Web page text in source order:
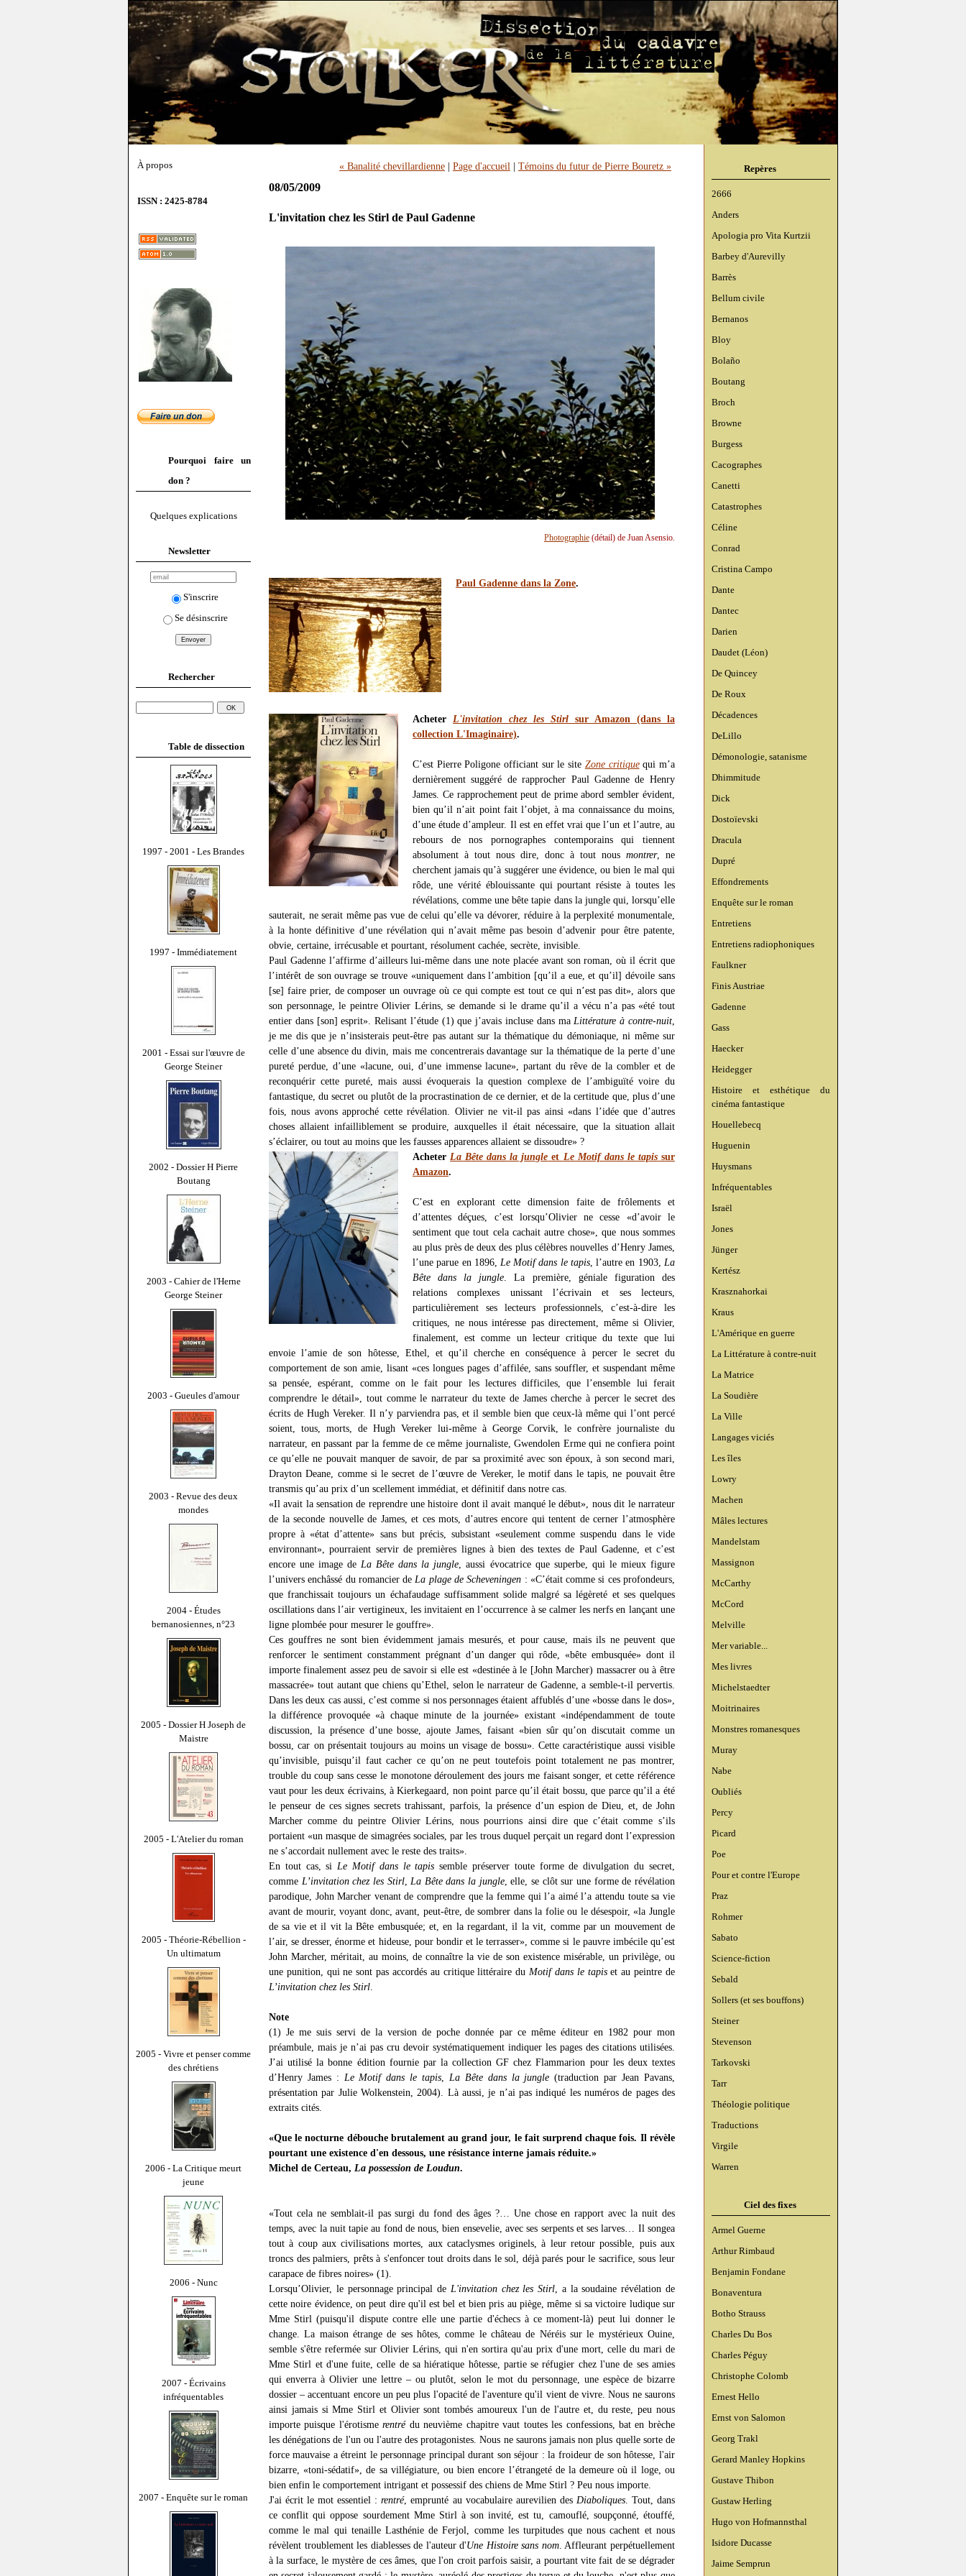
À propos
ISSN : 2425-8784
Pourquoi faire un
don ?
Quelques explications
Newsletter
S'inscrire
Se désinscrire
Rechercher
Table de dissection
1997 - 2001 - Les Brandes
1997 - Immédiatement
2001 - Essai sur l'œuvre de
George Steiner
2002 - Dossier H Pierre
Boutang
2003 - Cahier de l'Herne
George Steiner
2003 - Gueules d'amour
2003 - Revue des deux
mondes
2004 - Études
bernanosiennes, n°23
2005 - Dossier H Joseph de
Maistre
2005 - L'Atelier du roman
2005 - Théorie-Rébellion -
Un ultimatum
2005 - Vivre et penser comme
des chrétiens
2006 - La Critique meurt
jeune
2006 - Nunc
2007 - Écrivains
infréquentables
2007 - Enquête sur le roman
Repères
2666
Anders
Apologia pro Vita Kurtzii
Barbey d'Aurevilly
Barrès
Bellum civile
Bernanos
Bloy
Bolaño
Boutang
Broch
Browne
Burgess
Cacographes
Canetti
Catastrophes
Céline
Conrad
Cristina Campo
Dante
Dantec
Darien
Daudet (Léon)
De Quincey
De Roux
Décadences
DeLillo
Démonologie, satanisme
Dhimmitude
Dick
Dostoïevski
Dracula
Dupré
Effondrements
Enquête sur le roman
Entretiens
Entretiens radiophoniques
Faulkner
Finis Austriae
Gadenne
Gass
Haecker
Heidegger
Histoire et esthétique du
cinéma fantastique
Houellebecq
Huguenin
Huysmans
Infréquentables
Israël
Jones
Jünger
Kertész
Krasznahorkai
Kraus
L'Amérique en guerre
La Littérature à contre-nuit
La Matrice
La Soudière
La Ville
Langages viciés
Les îles
Lowry
Machen
Mâles lectures
Mandelstam
Massignon
McCarthy
McCord
Melville
Mer variable...
Mes livres
Michelstaedter
Moitrinaires
Monstres romanesques
Muray
Nabe
Oubliés
Percy
Picard
Poe
Pour et contre l'Europe
Praz
Rohmer
Sabato
Science-fiction
Sebald
Sollers (et ses bouffons)
Steiner
Stevenson
Tarkovski
Tarr
Théologie politique
Traductions
Virgile
Warren
Ciel des fixes
Armel Guerne
Arthur Rimbaud
Benjamin Fondane
Bonaventura
Botho Strauss
Charles Du Bos
Charles Péguy
Christophe Colomb
Ernest Hello
Ernst von Salomon
Georg Trakl
Gerard Manley Hopkins
Gustave Thibon
Gustaw Herling
Hugo von Hofmannsthal
Isidore Ducasse
Jaime Semprun
« Banalité chevillardienne| Page d'accueil | Témoins du futur de Pierre Bouretz »
08/05/2009
L'invitation chez les Stirl de Paul Gadenne
Photographie(détail) de Juan Asensio.
Paul Gadenne dans la Zone.
Acheter L'invitation chez les Stirlsur Amazon (dans la
collection L'Imaginaire).
C’est Pierre Poligone officiant sur le site Zone critiquequi m’a
dernièrement suggéré de rapprocher Paul Gadenne de Henry
James. Ce rapprochement peut de prime abord sembler évident,
bien qu’il n’ait point fait l’objet, à ma connaissance du moins,
d’une étude d’ampleur. Il est en effet vrai que l’un et l’autre, au
rebours de nos pornographes contemporains qui tiennent
absolument à tout nous dire, donc à tout nous montrer, ne
cherchent jamais qu’à suggérer une évidence, ou bien le mal qui
rôde, une vérité éblouissante qui pourtant résiste à toutes les
révélations, comme une bête tapie dans la jungle qui, lorsqu’elle
sauterait, ne serait même pas vue de celui qu’elle va dévorer, réduire à la perplexité monumentale,
à la honte définitive d’une révélation qui n’avait même pas besoin d’advenir pour être patente,
obvie, certaine, irrécusable et pourtant, résolument cachée, secrète, invisible.
Paul Gadenne l’affirme d’ailleurs lui-même dans une note placée avant son roman, où il écrit que
l’intérêt de son ouvrage se trouve «uniquement dans l’ambition [qu’il a eue, et qu’il] dévoile sans
[se] faire prier, de composer un ouvrage où ce qui compte est tout ce qui n’est pas dit», alors que
son personnage, le peintre Olivier Lérins, se demande si le drame qu’il a vécu n’a pas «été tout
entier dans [son] esprit». Relisant l’étude (1) que j’avais incluse dans ma Littérature à contre-nuit,
je me dis que je n’insisterais peut-être pas autant sur la thématique du démoniaque, ni même sur
celle d’une absence du divin, mais me concentrerais davantage sur la thématique de la perte d’une
pureté perdue, d’une «lacune, oui, d’une immense lacune», partant du rêve de la combler et de
reconquérir cette pureté, mais aussi évoquerais la question complexe de l’ambiguïté voire du
fantastique, du secret ou plutôt de la procrastination de ce dernier, et de la certitude que, plus d’une
fois, nous avons approché cette révélation. Olivier ne vit-il pas ainsi «dans l’idée que d’autres
choses allaient infailliblement se produire, auxquelles il était nécessaire, que la situation allait
s’éclairer, ou tout au moins que les fausses apparences allaient se dissoudre» ?
Acheter La Bête dans la jungle et Le Motif dans le tapissur
Amazon.
C’est en explorant cette dimension faite de frôlements et
d’attentes déçues, c’est lorsqu’Olivier ne cesse «d’avoir le
sentiment que tout cela cachait autre chose», que nous sommes
au plus près de deux des plus célèbres nouvelles d’Henry James,
l’une parue en 1896, Le Motif dans le tapis, l’autre en 1903, La
Bête dans la jungle . La première, géniale figuration des
relations complexes unissant l’écrivain et ses lecteurs,
particulièrement ses lecteurs professionnels, c’est-à-dire les
critiques, ne nous intéresse pas directement, même si Olivier,
finalement, est comme un lecteur critique du texte que lui
envoie l’amie de son hôtesse, Ethel, et qu’il cherche en conséquence à percer le secret du
comportement de son amie, lisant «ces longues pages d’affilée, sans souffler, et suspendant même
sa pensée, espérant, comme on le fait pour les lectures difficiles, que l’ensemble lui ferait
comprendre le détail», tout comme le narrateur du texte de James cherche à percer le secret des
écrits de Hugh Vereker. Il n’y parviendra pas, et il semble bien que ceux-là même qui l’ont percé
soient, tous, morts, de Hugh Vereker lui-même à George Corvik, le confrère journaliste du
narrateur, en passant par la femme de ce même journaliste, Gwendolen Erme qui ne confiera point
ce qu’elle ne pouvait manquer de savoir, de par sa proximité avec son époux, à son second mari,
Drayton Deane, comme si le secret de l’œuvre de Vereker, le motif dans le tapis, ne pouvait être
transmis qu’au prix d’un scellement immédiat, et définitif dans notre cas.
«Il avait la sensation de reprendre une histoire dont il avait manqué le début», nous dit le narrateur
de la seconde nouvelle de James, et ces mots, d’autres encore qui tentent de cerner l’atmosphère
propre à «état d’attente» sans but précis, subsistant «seulement comme suspendu dans le vide
environnant», pourraient servir de premières lignes à bien des textes de Paul Gadenne, et c’est
encore une image de La Bête dans la jungle , aussi évocatrice que superbe, qui le mieux figure
l’univers enchâssé du romancier de La plage de Scheveningen : «C’était comme si ces profondeurs,
que franchissait toujours un échafaudage suffisamment solide malgré sa légèreté et ses quelques
oscillations dans l’air vertigineux, les invitaient en l’occurrence à se calmer les nerfs en lançant une
ligne plombée pour mesurer le gouffre».
Ces gouffres ne sont bien évidemment jamais mesurés, et pour cause, mais ils ne peuvent que
renforcer le sentiment constamment prégnant d’un danger qui rôde, «bête embusquée» dont il
importe finalement assez peu de savoir si elle est «destinée à le [John Marcher) massacrer ou à être
massacrée» tout autant que chiens qu’Ethel, selon le narrateur de Gadenne, a semble-t-il pervertis.
Dans les deux cas aussi, c’est comme si nos personnages étaient affublés d’une «bosse dans le dos»,
la différence provoquée «à chaque minute de la journée» existant «indépendamment de toute
discussion, la présence d’une bosse, ajoute James, faisant «bien sûr qu’on discutait comme un
bossu, car on présentait toujours au moins un visage de bossu». Cette caractéristique aussi visible
qu’invisible, puisqu’il faut cacher ce qu’on ne peut toutefois point totalement ne pas montrer,
trouble du coup sans cesse le monotone déroulement des jours me faisant songer, et cette référence
vaut pour les deux écrivains, à Kierkegaard, non point parce qu’il était bossu, que parce qu’il a été
le penseur de ces signes secrets trahissant, parfois, la présence d’un espion de Dieu, et, de John
Marcher comme du peintre Olivier Lérins, nous pourrions ainsi dire que c’était comme s’ils
portaient «un masque de simagrées sociales, par les trous duquel perçait un regard dont l’expression
ne s’accordait nullement avec le reste des traits».
En tout cas, si Le Motif dans le tapis semble préserver toute forme de divulgation du secret,
comme L’invitation chez les Stirl, La Bête dans la jungle, elle, se clôt sur une forme de révélation
parodique, John Marcher venant de comprendre que la femme qui l’a aimé l’a attendu toute sa vie
avant de mourir, voyant donc, avant, peut-être, de sombrer dans la folie ou le désespoir, «la Jungle
de sa vie et il vit la Bête embusquée; et, en la regardant, il la vit, comme par un mouvement de
l’air, se dresser, énorme et hideuse, pour bondir et le terrasser», comme si le pauvre imbécile qu’est
John Marcher, méritait, au moins, de connaître la vie de son existence misérable, un privilège, ou
une punition, qui ne sont pas accordés au critique littéraire du Motif dans le tapiset au peintre de
L’invitation chez les Stirl
Note
(1) Je me suis servi de la version de poche donnée par ce même éditeur en 1982 pour mon
préambule, mais je n’ai pas cru devoir systématiquement indiquer les pages des citations utilisées.
J’ai utilisé la bonne édition fournie par la collection GF chez Flammarion pour les deux textes
d’Henry James : Le Motif dans le tapis La Bête dans la jungle (traduction par Jean Pavans,
présentation par Julie Wolkenstein, 2004). Là aussi, je n’ai pas indiqué les numéros de pages des
extraits cités.
«Que le nocturne débouche brutalement au grand jour, le fait surprend chaque fois. Il révèle
pourtant une existence d'en dessous, une résistance interne jamais réduite.»
Michel de Certeau, La possession de Loudun.
«Tout cela ne semblait-il pas surgi du fond des âges ?… Une chose en rapport avec la nuit des
temps, avec la nuit tapie au fond de nous, bien ensevelie, avec ses serpents et ses larves… Il songea
tout à coup aux civilisations mortes, aux cataclysmes originels, à leur retour possible, puis aux
troncs des palmiers, prêts à s'enfoncer tout droits dans le sol, déjà parés pour le sacrifice, sous leur
carapace de fibres noires» (1).
Lorsqu’Olivier, le personnage principal de L'invitation chez les Stirl , a la soudaine révélation de
cette noire évidence, on peut dire qu'il est bel et bien pris au piège, même si sa victoire ludique sur
Mme Stirl (puisqu'il dispute contre elle une partie d'échecs à ce moment-là) peut lui donner le
change. La maison étrange de ses hôtes, comme le château de Néréis sur le mystérieux Ouine,
semble s'être refermée sur Olivier Lérins, qui n'en sortira qu'au prix d'une mort, celle du mari de
Mme Stirl et d'une fuite, celle de sa hiératique hôtesse, partie se réfugier chez l'une de ses amies
qui enverra à Olivier une lettre – ou plutôt, selon le mot du personnage, une espèce de bizarre
dossier – accentuant encore un peu plus l'opacité de l'aventure qu'il vient de vivre. Nous ne saurons
ainsi jamais si Mme Stirl et Olivier sont tombés amoureux l'un de l'autre et, du reste, peu nous
importe puisque l'érotismerentrédu neuvième chapitre vaut toutes les confessions, bat en brèche
les dénégations de l'un ou l'autre des protagonistes. Nous ne saurons jamais non plus quelle sorte de
force mauvaise a étreint le personnage principal durant son séjour : la froideur de son hôtesse, l'air
bizarre, «toni-sédatif», de sa villégiature, ou bien encore l’étrangeté de la demeure où il loge, ou
bien enfin le comportement intrigant et possessif des chiens de Mme Stirl ? Peu nous importe.
J'ai écrit le mot essentiel :rentré, emprunté au vocabulaire aurevilien des Diaboliques. Tout, dans
ce conflit qui oppose sourdement Mme Stirl à son invité, est tu, camouflé, soupçonné, étouffé,
comme le mal qui tenaille Lasthénie de Ferjol, comme les turpitudes que nous cachent et nous
révèlent troublement les diablesses de l'auteur d'Une Histoire sans nom. Affleurant perpétuellement
à la surface, le mystère de ces âmes, que l'on croit parfois saisir, a pourtant vite fait de se dégrader